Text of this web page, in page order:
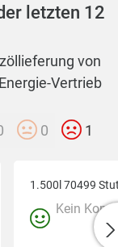
letzten 12
von
Vertrieb
0 1
Kein